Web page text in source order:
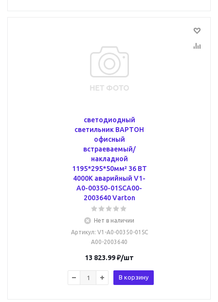
светодиодный
светильник ВАРТОН
офисный
встраеваемый/
накладной
1195*295*50мм² 36 ВТ
4000К аварийный V1-
A0-00350-01SCA00-
2003640 Varton
Нет в наличии
Артикул: V1-A0-00350-01SC
A00-2003640
13 823.99₽/шт
В корзину